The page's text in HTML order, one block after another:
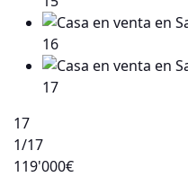
17
1/17
119'000€